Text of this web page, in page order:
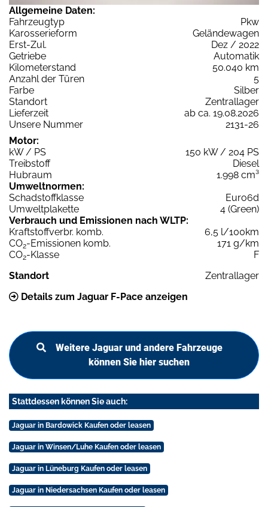
Allgemeine Daten:
Fahrzeugtyp
Pkw
Karosserieform
Geländewagen
Erst-Zul.
Dez / 2022
Getriebe
Automatik
Kilometerstand
50.040 km
Anzahl der Türen
5
Farbe
Silber
Standort
Zentrallager
Lieferzeit
ab ca. 19.08.2026
Unsere Nummer
2131-26
Motor:
kW / PS
150 kW / 204 PS
Treibstoff
Diesel
Hubraum
1.998 cm³
Umweltnormen:
Schadstoffklasse
Euro6d
Umweltplakette
4 (Green)
Verbrauch und Emissionen nach WLTP:
Kraftstoffverbr. komb.
6,5 l/100km
CO2-Emissionen komb.
171 g/km
CO2-Klasse
F
Standort
Zentrallager
Details zum Jaguar F-Pace anzeigen
Weitere Jaguar und andere Fahrzeuge
können Sie hier suchen
Stattdessen können Sie auch:
Jaguar in Bardowick Kaufen oder leasen
Jaguar in Winsen/Luhe Kaufen oder leasen
Jaguar in Lüneburg Kaufen oder leasen
Jaguar in Niedersachsen Kaufen oder leasen